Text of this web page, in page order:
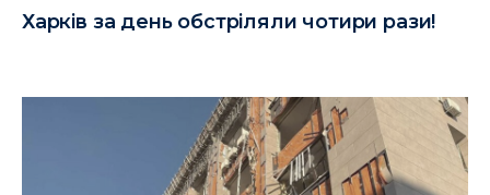
Харків за день обстріляли чотири рази!